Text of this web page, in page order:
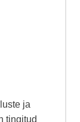
ja
tingitud